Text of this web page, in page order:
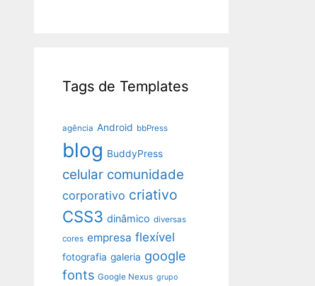
Tags de Templates
agência Android bbPress
blog BuddyPress
celular comunidade
corporativo criativo
CSS3 dinâmico diversas
cores empresa flexível
fotografia galeria google
fonts Google Nexus grupo